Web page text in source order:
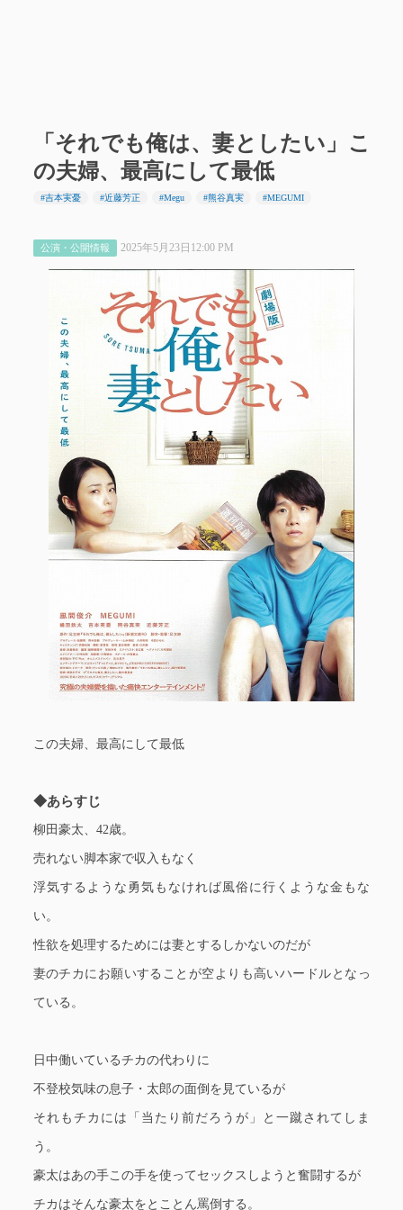
「それでも俺は、妻としたい」こ
の夫婦、最高にして最低
#吉本実憂 #近藤芳正 #Megu #熊谷真実 #MEGUMI
公演・公開情報 2025年5月23日12:00 PM
この夫婦、最高にして最低
◆あらすじ
柳田豪太、42歳。
売れない脚本家で収入もなく
浮気するような勇気もなければ風俗に行くような金もな
い。
性欲を処理するためには妻とするしかないのだが
妻のチカにお願いすることが空よりも高いハードルとなっ
ている。
日中働いているチカの代わりに
不登校気味の息子・太郎の面倒を見ているが
それもチカには「当たり前だろうが」と一蹴されてしま
う。
豪太はあの手この手を使ってセックスしようと奮闘するが
チカはそんな豪太をとことん罵倒する。